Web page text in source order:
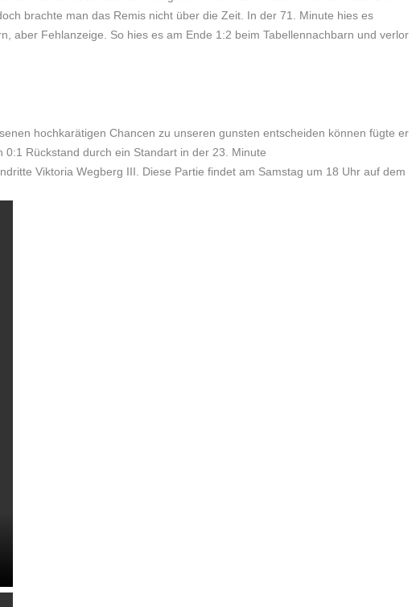
brachte man das Remis nicht über die Zeit. In der 71. Minute hies es
aber Fehlanzeige. So hies es am Ende 1:2 beim Tabellennachbarn und verlor
hochkarätigen Chancen zu unseren gunsten entscheiden können fügte er
Rückstand durch ein Standart in der 23. Minute
Viktoria Wegberg III. Diese Partie findet am Samstag um 18 Uhr auf dem